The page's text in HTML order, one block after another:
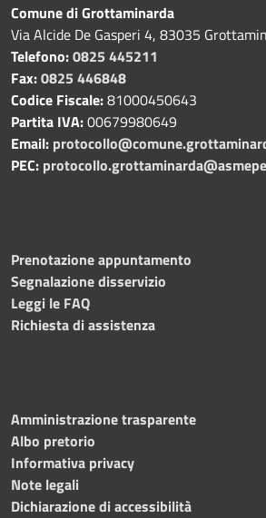
Comune di Grottaminarda
Via Alcide De Gasperi 4, 83035
Telefono:0825 445211
Fax:0825 446848
Codice Fiscale:81000450643
Partita IVA:00679980649
Email:
PEC:
Prenotazione appuntamento
Segnalazione disservizio
Leggi le FAQ
Richiesta di assistenza
Amministrazione trasparente
Albo pretorio
Informativa privacy
Note legali
Dichiarazione di accessibilità